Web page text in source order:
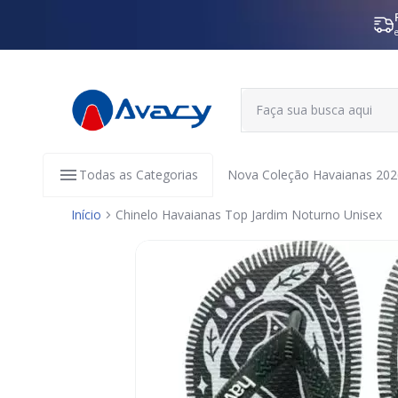
Todas as Categorias Nova Coleção Havaianas
Início
Chinelo Havaianas Top Jardim Noturno Unisex